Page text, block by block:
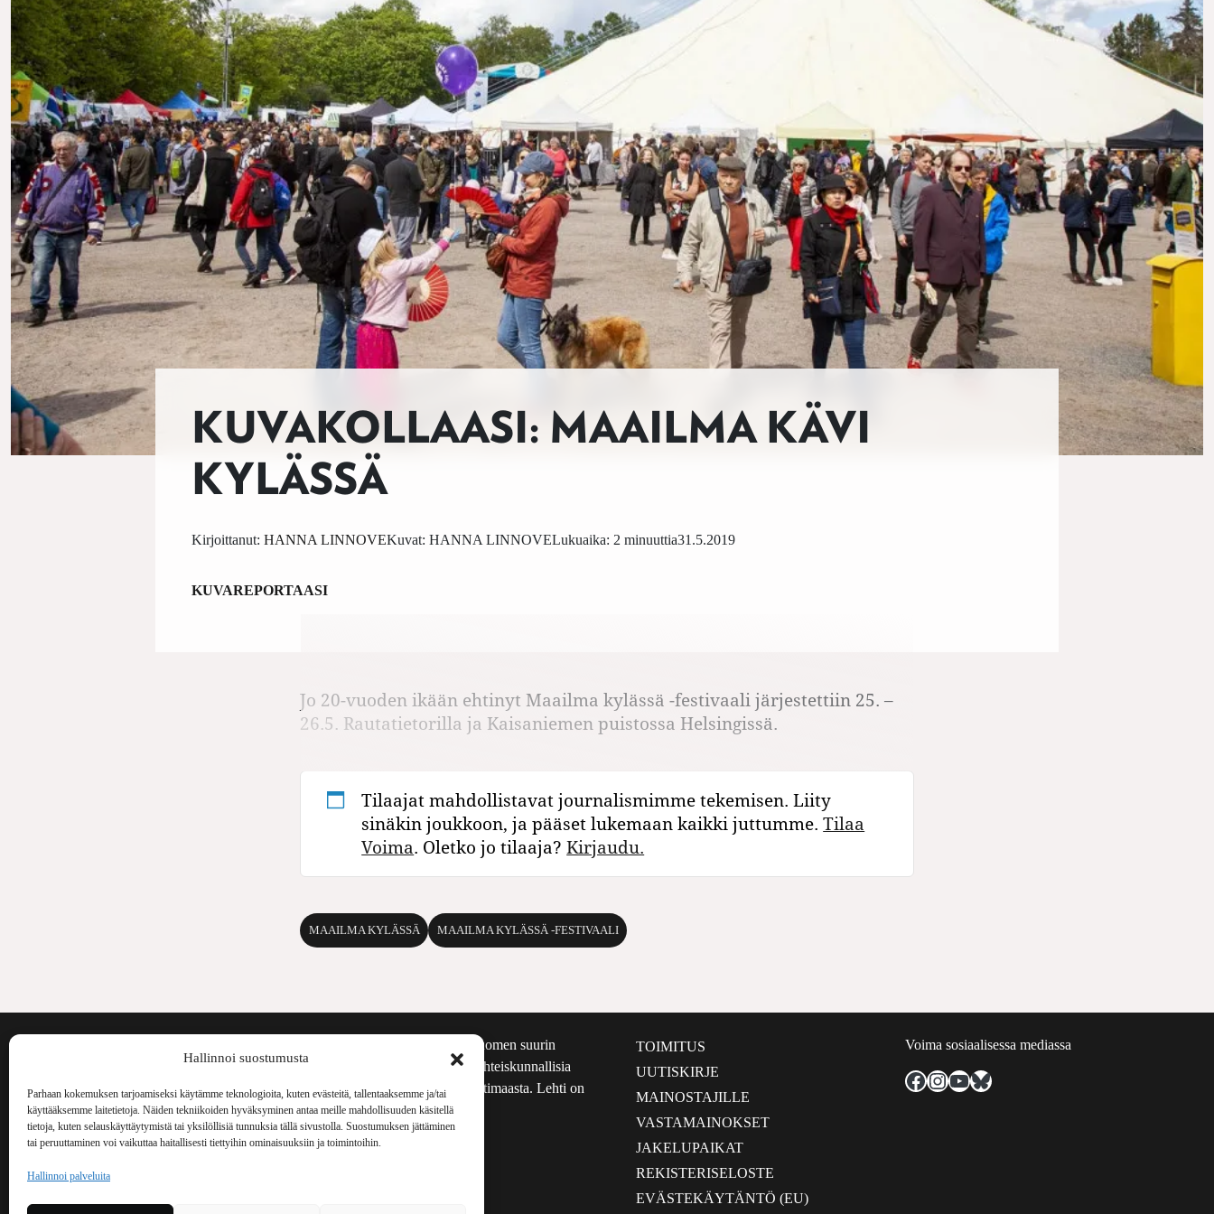
Hallinnoi suostumusta
Parhaan kokemuksen tarjoamiseksi käytämme teknologioita, kuten evästeitä, tallentaaksemme ja/tai
käyttääksemme laitetietoja. Näiden tekniikoiden hyväksyminen antaa meille mahdollisuuden käsitellä
tietoja, kuten selauskäyttäytymistä tai yksilöllisiä tunnuksia tällä sivustolla. Suostumuksen jättäminen
tai peruuttaminen voi vaikuttaa haitallisesti tiettyihin ominaisuuksiin ja toimintoihin.
Hallinnoi palveluita
KUVAKOLLAASI: MAAILMA KÄVI
KYLÄSSÄ
31.5.2019
Kirjoittanut: HANNA LINNOVEKuvat: HANNA LINNOVELukuaika: 2 minuuttia
KUVAREPORTAASI
Jo 20-vuoden ikään ehtinyt Maailma kylässä -festivaali järjestettiin 25. –
26.5. Rautatietorilla ja Kaisaniemen puistossa Helsingissä.
Tilaajat mahdollistavat journalismimme tekemisen. Liity
sinäkin joukkoon, ja pääset lukemaan kaikki juttumme.Tilaa
Voima. Oletko jo tilaaja?Kirjaudu.
MAAILMA KYLÄSSÄ MAAILMA KYLÄSSÄ -FESTIVAALI
Voima Kustannus
Vellamonkatu 30 B 3 krs.
00550 Helsinki
044 238 5109
Voima on painosmäärältään Suomen suurin
kulttuurilehti. Se nostaa esiin yhteiskunnallisia
aiheita niin maailmalta kuin kotimaasta. Lehti on
ilmestynyt vuodesta 1999.
TOIMITUS
UUTISKIRJE
MAINOSTAJILLE
VASTAMAINOKSET
JAKELUPAIKAT
REKISTERISELOSTE
EVÄSTEKÄYTÄNTÖ (EU)
Voima sosiaalisessa mediassa
Facebook
Instagram
YouTube
Bluesky